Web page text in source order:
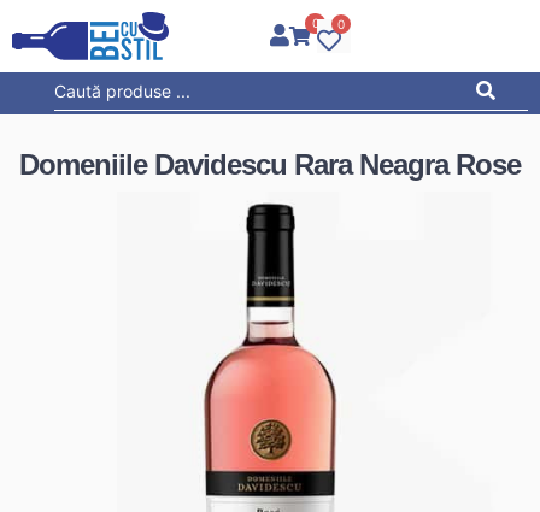
0 0
Domeniile Davidescu Rara Neagra Rose